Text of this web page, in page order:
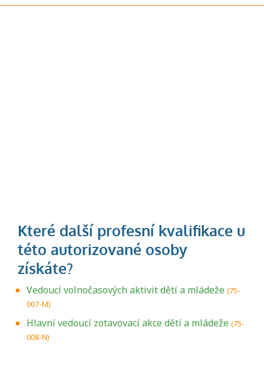
Vedoucí volnočasových aktivit dětí a mládeže (75-
007-M)
Hlavní vedoucí zotavovací akce dětí a mládeže (75-
008-N)Projděte si seznam profesních kvalifikací.